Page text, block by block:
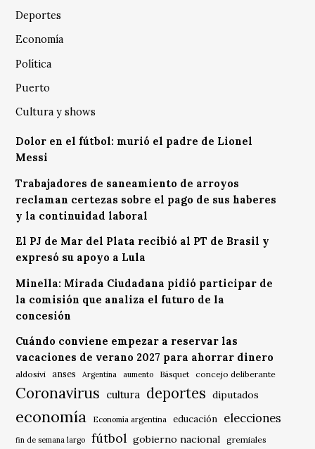
Deportes
Economía
Política
Puerto
Cultura y shows
Dolor en el fútbol: murió el padre de Lionel
Messi
Trabajadores de saneamiento de arroyos
reclaman certezas sobre el pago de sus haberes
y la continuidad laboral
El PJ de Mar del Plata recibió al PT de Brasil y
expresó su apoyo a Lula
Minella: Mirada Ciudadana pidió participar de
la comisión que analiza el futuro de la
concesión
Cuándo conviene empezar a reservar las
vacaciones de verano 2027 para ahorrar dinero
aldosivi anses Argentina aumento Básquet concejo deliberante
Coronavirus cultura deportes diputados
economía Economía argentina educación elecciones
fin de semana largo fútbol gobierno nacional gremiales